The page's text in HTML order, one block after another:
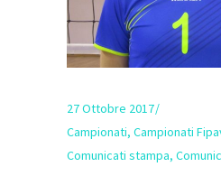
27 Ottobre 2017
Campionati, Campionati
Comunicati stampa,